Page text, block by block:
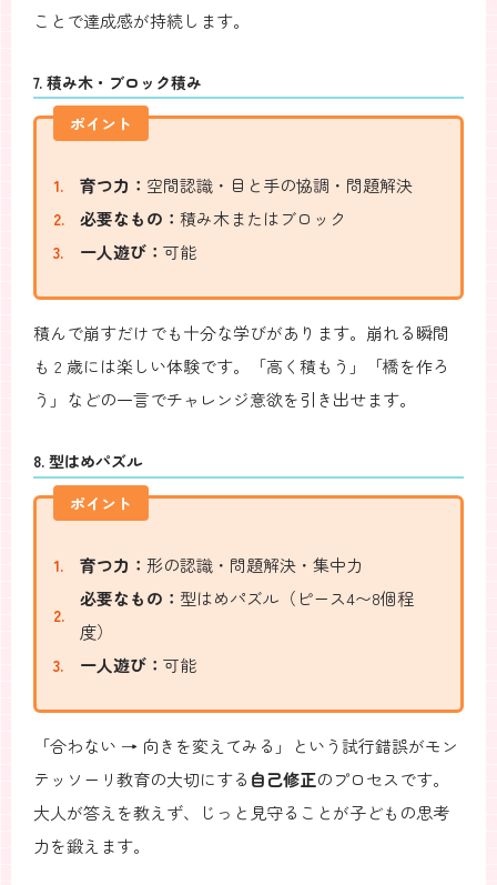
ことで達成感が持続します。
7. 積み木・ブロック積み
ポイント
育つ力： 空間認識・目と手の協調・問題解決
必要なもの： 積み木またはブロック
一人遊び： 可能
積んで崩すだけでも十分な学びがあります。崩れる瞬間
も 2 歳には楽しい体験です。「高く積もう」「橋を作ろ
う」などの一言でチャレンジ意欲を引き出せます。
8. 型はめパズル
ポイント
育つ力： 形の認識・問題解決・集中力
必要なもの： 型はめパズル（ピース4〜8個程
度）
一人遊び： 可能
「合わない → 向きを変えてみる」という試行錯誤がモン
テッソーリ教育の大切にする 自己修正のプロセスです。
大人が答えを教えず、じっと見守ることが子どもの思考
力を鍛えます。